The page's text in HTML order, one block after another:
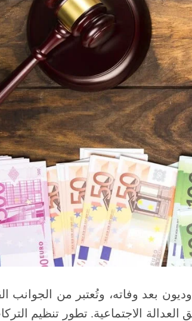
بعد وفاته، وتُعتبر من الجوانب
العدالة الاجتماعية. تطور تنظيم